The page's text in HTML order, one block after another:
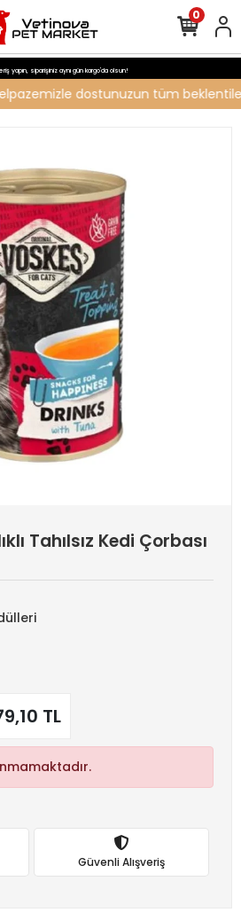
yapın, siparişiniz aynı gün kargo'da olsun!
dostunuzun tüm
0
Tahılsız Kedi Çorbası
TL
Güvenli Alışveriş